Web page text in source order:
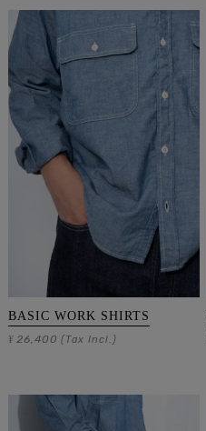
BASIC WORK SHIRTS
¥ 26,400 (Tax Incl.)